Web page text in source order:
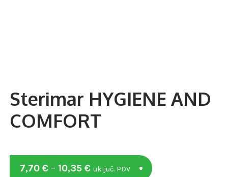
Sterimar HYGIENE AND
COMFORT
7,70 € – 10,35 €Raspon
uključ. PDV